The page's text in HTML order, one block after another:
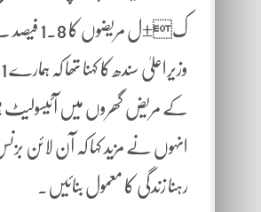
ک±ل مریضوں کا 1.8 فیصد ہے، اس وقت 3662 مریض زیرعلاج ہیں۔
انہوں نے مزید کہا کہ آن لائن
رہنا زندگی کا معمول بنائیں۔